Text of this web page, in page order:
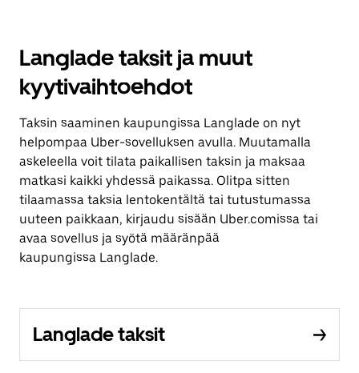
Langlade taksit ja muut
kyytivaihtoehdot
Taksin saaminen kaupungissa Langlade on nyt
helpompaa Uber-sovelluksen avulla. Muutamalla
askeleella voit tilata paikallisen taksin ja maksaa
matkasi kaikki yhdessä paikassa. Olitpa sitten
tilaamassa taksia lentokentältä tai tutustumassa
uuteen paikkaan, kirjaudu sisään Uber.comissa tai
avaa sovellus ja syötä määränpää
kaupungissa Langlade.
Langlade taksit